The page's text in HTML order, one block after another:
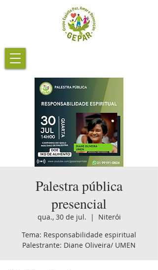
Palestra pública
presencial
qua., 30 de jul.
  |
Niterói
Tema: Responsabilidade espiritual
Palestrante: Diane Oliveira/ UMEN